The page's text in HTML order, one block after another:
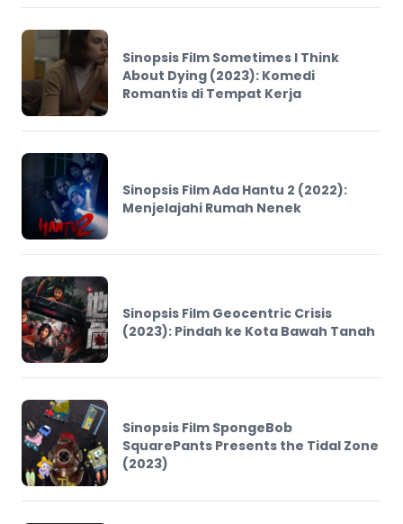
Sinopsis Film Sometimes I Think
About Dying (2023): Komedi
Romantis di Tempat Kerja
Sinopsis Film Ada Hantu 2 (2022):
Menjelajahi Rumah Nenek
Sinopsis Film Geocentric Crisis
(2023): Pindah ke Kota Bawah Tanah
Sinopsis Film SpongeBob
SquarePants Presents the Tidal Zone
(2023)